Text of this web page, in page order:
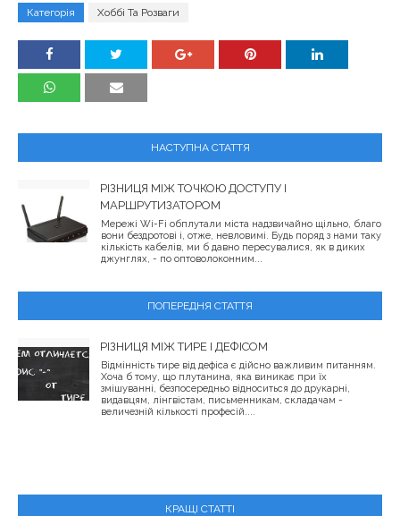
Категорія Хоббі Та Розваги
НАСТУПНА СТАТТЯ
РІЗНИЦЯ МІЖ ТОЧКОЮ ДОСТУПУ І
МАРШРУТИЗАТОРОМ
Мережі Wi-Fi обплутали міста надзвичайно щільно, благо
вони бездротові і, отже, невловимі. Будь поряд з нами таку
кількість кабелів, ми б давно пересувалися, як в диких
джунглях, - по оптоволоконним...
ПОПЕРЕДНЯ СТАТТЯ
РІЗНИЦЯ МІЖ ТИРЕ І ДЕФІСОМ
Відмінність тире від дефіса є дійсно важливим питанням.
Хоча б тому, що плутанина, яка виникає при їх
змішуванні, безпосередньо відноситься до друкарні,
видавцям, лінгвістам, письменникам, складачам -
величезній кількості професій....
КРАЩІ СТАТТІ